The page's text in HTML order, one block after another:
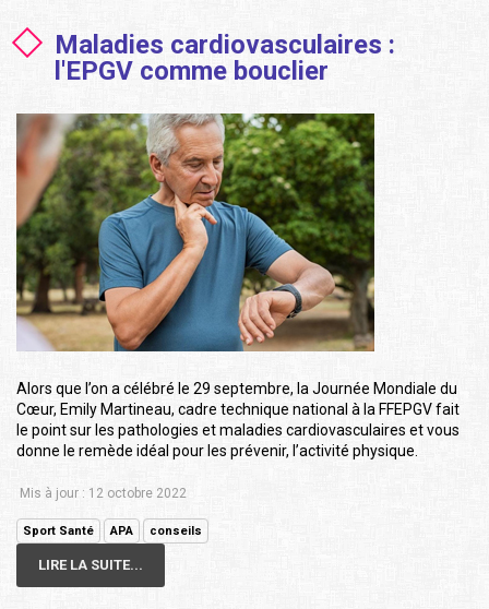
Maladies cardiovasculaires :
l'EPGV comme bouclier
Alors que l’on a célébré le 29 septembre, la Journée Mondiale du
Cœur, Emily Martineau, cadre technique national à la FFEPGV fait
le point sur les pathologies et maladies cardiovasculaires et vous
donne le remède idéal pour les prévenir, l’activité physique.
Mis à jour : 12 octobre 2022
Sport Santé APA conseils
LIRE LA SUITE...